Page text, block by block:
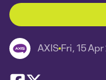
AXIS Fri, 15